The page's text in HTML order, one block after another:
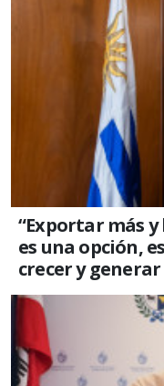
“Exportar más
es una opción,
crecer y